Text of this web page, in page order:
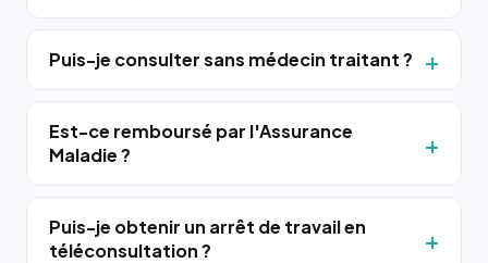
Puis-je consulter sans médecin traitant ?
Est-ce remboursé par l'Assurance
Maladie ?
Puis-je obtenir un arrêt de travail en
téléconsultation ?